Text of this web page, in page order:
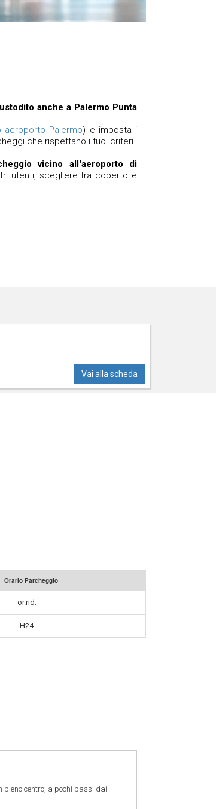
anche a Palermo Punta
aeroporto Palermo) e imposta i
che rispettano i tuoi criteri.
vicino all'aeroporto di
utenti, scegliere tra coperto e
Vai alla scheda
Orario Parcheggio
or.rid.
H24
centro, a pochi passi dai